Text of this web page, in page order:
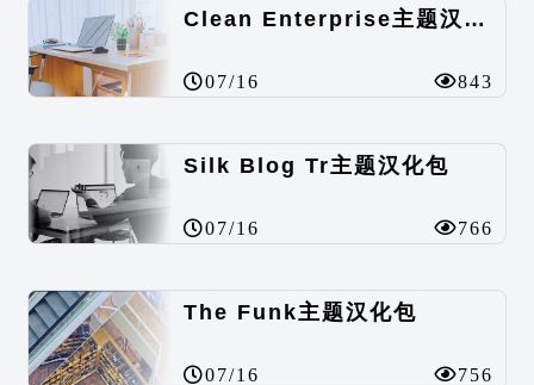
Clean Enterprise主题汉化包
07/16 843
Silk Blog Tr主题汉化包
07/16 766
The Funk主题汉化包
07/16 756